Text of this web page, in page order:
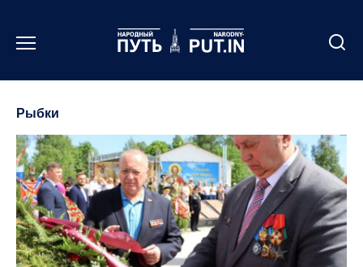
содержанию
Рыбки